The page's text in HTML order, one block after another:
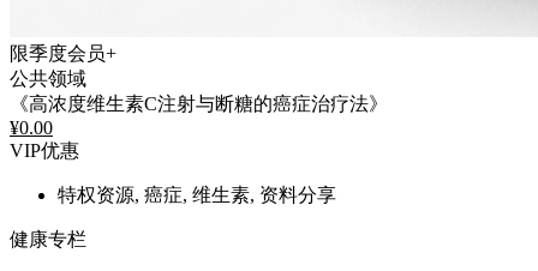
限季度会员+
公共领域
《高浓度维生素C注射与断糖的癌症治疗法》
¥0.00
VIP优惠
特权资源, 癌症, 维生素, 资料分享
健康专栏